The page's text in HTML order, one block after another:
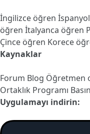
İngilizce öğren
öğren İtalyanca öğren
Çince öğren Korece
Kaynaklar
Forum Blog Öğretmen
Ortaklık Programı
Uygulamayı indirin: